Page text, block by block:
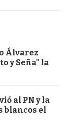
Álvarez
y Seña" la
al PN y la
blancos el